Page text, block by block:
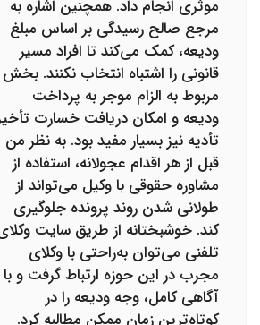
موثری انجام داد. همچنین اشاره به
مرجع صالح رسیدگی بر اساس مبلغ
ودیعه، کمک می‌کند تا افراد مسیر
قانونی را اشتباه انتخاب نکنند. بخش
مربوط به الزام موجر به پرداخت
ودیعه و امکان دریافت خسارت
تأدیه نیز بسیار مفید بود. به نظر من
قبل از هر اقدام عجولانه، استفاده از
مشاوره حقوقی با وکیل می‌تواند از
طولانی شدن روند پرونده جلوگیری
کند. خوشبختانه از طریق سایت
تلفنی می‌توان به‌راحتی با وکلای
مجرب در این حوزه ارتباط گرفت و با
آگاهی کامل، وجه ودیعه را در
کوتاه‌ترین زمان ممکن مطالبه کرد.